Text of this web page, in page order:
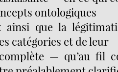
ontologiques
ainsi que la
catégories et de leur
— qu’au fil